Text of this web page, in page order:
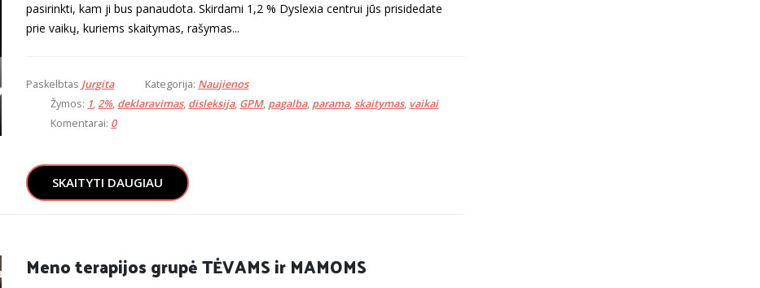
pasirinkti, kam ji bus panaudota. Skirdami 1,2 % Dyslexia centrui jūs prisidedate
prie vaikų, kuriems skaitymas, rašymas...
Paskelbtas Jurgita Kategorija: Naujienos
Žymos: 1,2%, deklaravimas, disleksija, GPM, pagalba, parama,skaitymas, vaikai
Komentarai: 0
SKAITYTI DAUGIAU
Meno terapijos grupė TĖVAMS ir MAMOMS